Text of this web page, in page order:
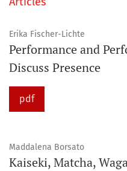
Erika Fischer-Lichte
Performance and
Discuss Presence
pdf
Maddalena Borsato
Kaiseki, Matcha,